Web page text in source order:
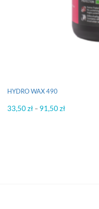
HYDRO WAX 490
33,50zł – 91,50złZakres